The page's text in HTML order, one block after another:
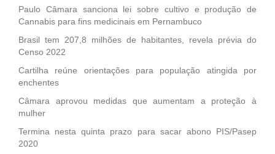
Paulo Câmara sanciona lei sobre cultivo e produção de
Cannabis para fins medicinais em Pernambuco
Brasil tem 207,8 milhões de habitantes, revela prévia do
Censo 2022
Cartilha reúne orientações para população atingida por
enchentes
Câmara aprovou medidas que aumentam a proteção à
mulher
Termina nesta quinta prazo para sacar abono PIS/Pasep
2020